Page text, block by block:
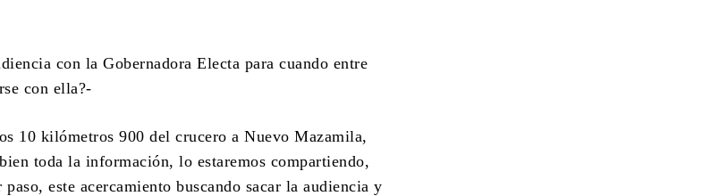
con la Gobernadora Electa para cuando entre
con ella?-
10 kilómetros 900 del crucero a Nuevo Mazamila,
toda la información, lo estaremos compartiendo,
este acercamiento buscando sacar la audiencia y